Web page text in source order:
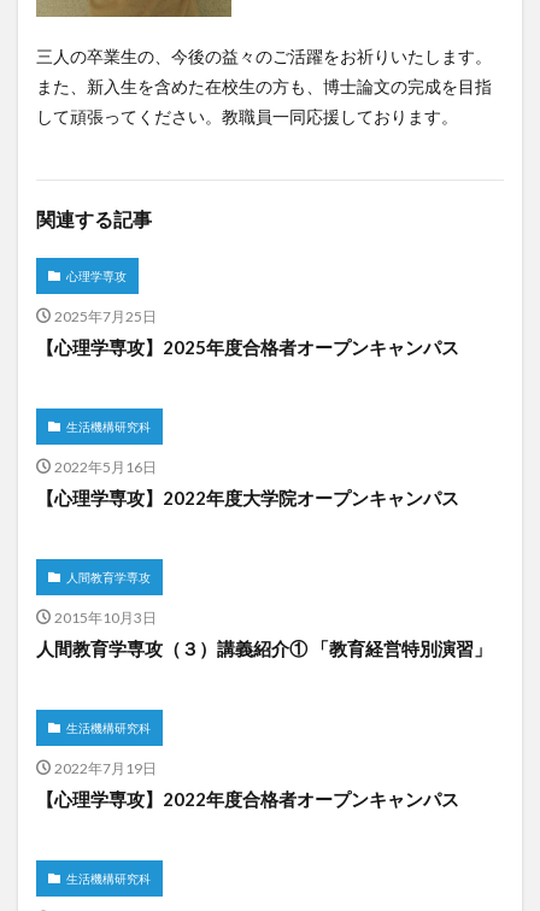
三人の卒業生の、今後の益々のご活躍をお祈りいたします。
また、新入生を含めた在校生の方も、博士論文の完成を目指
して頑張ってください。教職員一同応援しております。
関連する記事
心理学専攻
2025年7月25日
【心理学専攻】2025年度合格者オープンキャンパス
生活機構研究科
2022年5月16日
【心理学専攻】2022年度大学院オープンキャンパス
人間教育学専攻
2015年10月3日
人間教育学専攻（３）講義紹介① 「教育経営特別演習」
生活機構研究科
2022年7月19日
【心理学専攻】2022年度合格者オープンキャンパス
生活機構研究科